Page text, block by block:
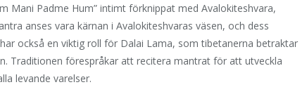
Mani Padme Hum” intimt förknippat med Avalokiteshvara,
anses vara kärnan i Avalokiteshvaras väsen, och dess
också en viktig roll för Dalai Lama, som tibetanerna betraktar
Traditionen förespråkar att recitera mantrat för att utveckla
levande varelser.